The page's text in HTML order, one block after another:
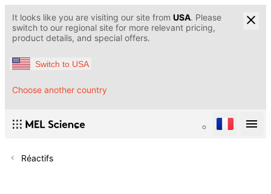
It looks like you are visiting our site from USA. Please
switch to our regional site for more relevant pricing,
product details, and special offers.
Switch to USA
Choose another country
Réactifs